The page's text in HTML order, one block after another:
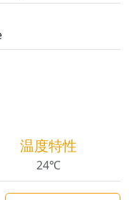
温度特性
24℃